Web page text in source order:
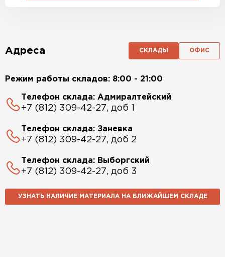
Адреса СКЛАДЫ ОФИС
Режим работы складов: 8:00 - 21:00
Телефон склада: Адмиралтейский
+7 (812) 309-42-27, доб 1
Телефон склада: Заневка
+7 (812) 309-42-27, доб 2
Телефон склада: Выборгский
+7 (812) 309-42-27, доб 3
УЗНАТЬ НАЛИЧИЕ МАТЕРИАЛА НА БЛИЖАЙШЕМ СКЛАДЕ